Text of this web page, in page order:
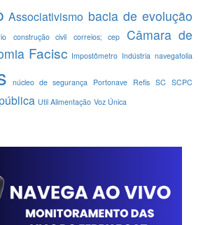
Associativismo bacia de evolução
construção civil correios; cep
Câmara de
Facisc Impostômetro Indústria navegafolia
núcleo de segurança Portonave Refis SC SCPC
Util Alimentação Voz Única